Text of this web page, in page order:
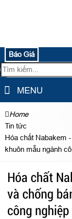
Báo Giá
MENU
Home
Tin tức
Hóa chất Nabakem
khuôn mẫu ngành
Hóa chất
và chống
công nghiệp